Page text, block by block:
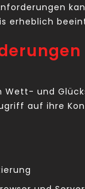
erheblich
und
auf ihre